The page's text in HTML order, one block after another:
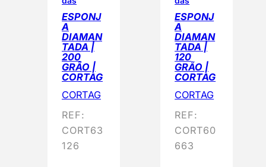
ESPONJ
A
DIAMAN
TADA |
200
GRÃO |
CORTAG
CORTAG
REF:
CORT63
126
ESPONJ
A
DIAMAN
TADA |
120
GRÃO |
CORTAG
CORTAG
REF:
CORT60
663